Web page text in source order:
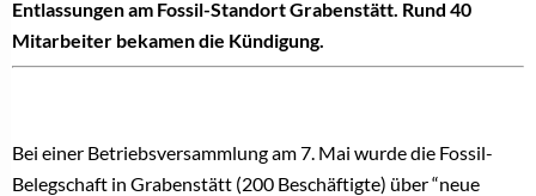
Entlassungen am Fossil-Standort Grabenstätt. Rund 40
Mitarbeiter bekamen die Kündigung.
Bei einer Betriebsversammlung am 7. Mai wurde die Fossil-
Belegschaft in Grabenstätt (200 Beschäftigte) über “neue